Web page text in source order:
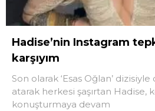
Hadise’nin Instagram
karşıyım
Son olarak ‘Esas Oğlan’
atarak herkesi şaşırtan Hadise,
konuşturmaya devam